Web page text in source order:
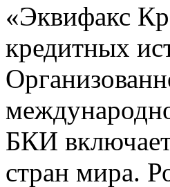
«Эквифакс
кредитных
БКИ
стран мира.